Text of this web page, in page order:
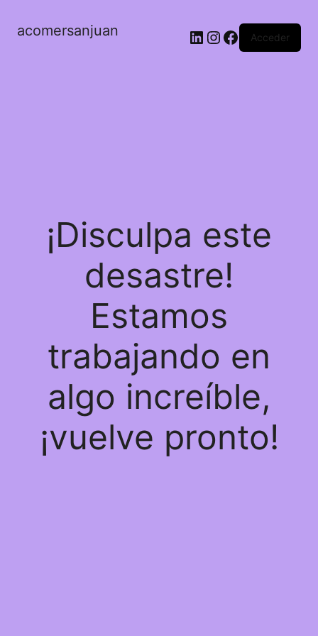
acomersanjuan LinkedIn
Instagram
Facebook
Acceder
¡Disculpa este
desastre!
Estamos
trabajando en
algo increíble,
¡vuelve pronto!